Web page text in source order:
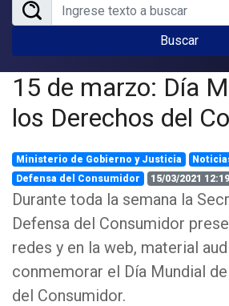
Buscar
15 de marzo: Día
los Derechos del
Ministerio de Gobierno y Justicia
Defensa del Consumidor
15/03/2021 12:19
Durante toda la semana la
Defensa del Consumidor
redes y en la web, material
conmemorar el Día Mundial
del Consumidor.